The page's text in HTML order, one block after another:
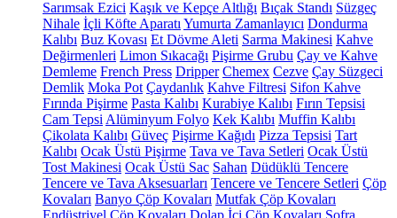
Sarımsak Ezici Kaşık ve Kepçe Altlığı Bıçak Standı Süzgeç
Nihale İçli Köfte Aparatı Yumurta Zamanlayıcı Dondurma
Kalıbı Buz Kovası Et Dövme Aleti Sarma Makinesi Kahve
Değirmenleri Limon Sıkacağı Pişirme Grubu Çay ve Kahve
Demleme French Press Dripper Chemex Cezve Çay Süzgeci
Demlik Moka Pot Çaydanlık Kahve Filtresi Sifon Kahve
Fırında Pişirme Pasta Kalıbı Kurabiye Kalıbı Fırın Tepsisi
Cam Tepsi Alüminyum Folyo Kek Kalıbı Muffin Kalıbı
Çikolata Kalıbı Güveç Pişirme Kağıdı Pizza Tepsisi Tart
Kalıbı Ocak Üstü Pişirme Tava ve Tava Setleri Ocak Üstü
Tost Makinesi Ocak Üstü Sac Sahan Düdüklü Tencere
Tencere ve Tava Aksesuarları Tencere ve Tencere Setleri Çöp
Kovaları Banyo Çöp Kovaları Mutfak Çöp Kovaları
Endüstriyel Çöp Kovaları Dolap İçi Çöp Kovaları Sofra